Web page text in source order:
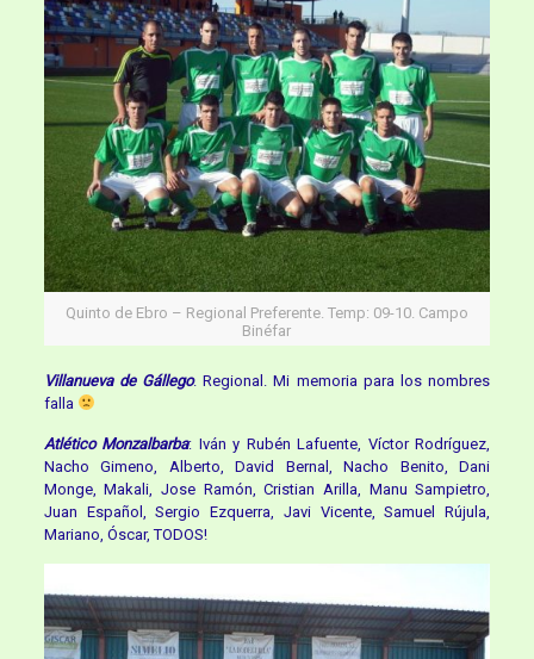
Quinto de Ebro – Regional Preferente. Temp: 09-10. Campo
Binéfar
Villanueva de Gállego. Regional. Mi memoria para los nombres
falla
Atlético Monzalbarba: Iván y Rubén Lafuente, Víctor Rodríguez,
Nacho Gimeno, Alberto, David Bernal, Nacho Benito, Dani
Monge, Makali, Jose Ramón, Cristian Arilla, Manu Sampietro,
Juan Español, Sergio Ezquerra, Javi Vicente, Samuel Rújula,
Mariano, Óscar, TODOS!